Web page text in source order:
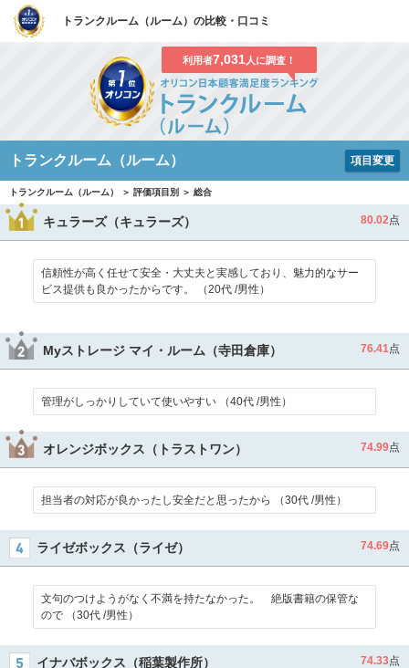
トランクルーム（ルーム）の比較・口コミ
利用者7,031人に調査！
トランクルーム（ルーム） 項目変更
トランクルーム（ルーム） ＞ 評価項目別 ＞ 総合
キュラーズ（キュラーズ） 80.02点
信頼性が高く任せて安全・大丈夫と実感しており、魅力的なサー
ビス提供も良かったからです。 （20代 /男性）
Myストレージ マイ・ルーム（寺田倉庫） 76.41点
管理がしっかりしていて使いやすい （40代 /男性）
オレンジボックス（トラストワン） 74.99点
担当者の対応が良かったし安全だと思ったから （30代 /男性）
ライゼボックス（ライゼ） 74.69点
文句のつけようがなく不満を持たなかった。 絶版書籍の保管な
ので （30代 /男性）
イナバボックス（稲葉製作所） 74.33点